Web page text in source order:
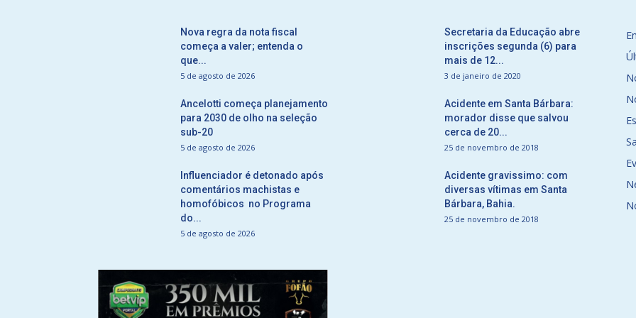
Nova regra da nota fiscal
começa a valer; entenda o
que...
5 de agosto de 2026
Ancelotti começa planejamento
para 2030 de olho na seleção
sub-20
5 de agosto de 2026
Influenciador é detonado após
comentários machistas e
homofóbicos no Programa
do...
5 de agosto de 2026
Secretaria da Educação abre
inscrições segunda (6) para
mais de 12...
3 de janeiro de 2020
Acidente em Santa Bárbara:
morador disse que salvou
cerca de 20...
25 de novembro de 2018
Acidente gravissimo: com
diversas vítimas em Santa
Bárbara, Bahia.
25 de novembro de 2018